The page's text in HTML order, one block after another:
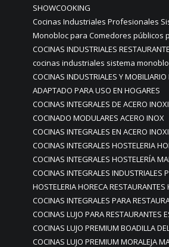
SHOWCOOKING
Cocinas Industriales Profesionales
Monobloc para Comedores públicos
COCINAS INDUSTRIALES
cocinas industriales sistema
COCINAS INDUSTRIALES Y
ADAPTADO PARA USO EN HOGARES
COCINAS INTEGRALES DE ACERO
COCINADO MODULARES ACERO INOX
COCINAS INTEGRALES EN ACERO
COCINAS INTEGRALES HOSTELERIA
COCINAS INTEGRALES HOSTELERÍA
COCINAS INTEGRALES INDUSTRIALES
HOSTELERIA HORECA RESTAURANTES
COCINAS INTEGRALES PARA
COCINAS LUJO PARA RESTAURANTES
COCINAS LUJO PREMIUM BOADILLA
COCINAS LUJO PREMIUM MORALEJA